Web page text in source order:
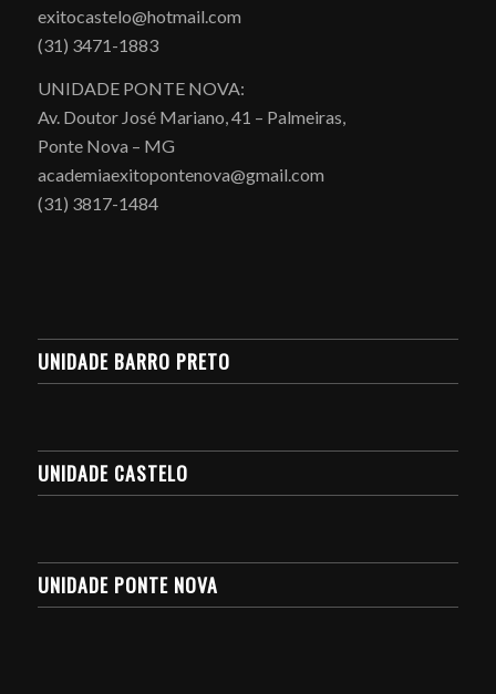
exitocastelo@hotmail.com
(31) 3471-1883
UNIDADE PONTE NOVA:
Av. Doutor José Mariano, 41 – Palmeiras,
Ponte Nova – MG
academiaexitopontenova@gmail.com
(31) 3817-1484
UNIDADE BARRO PRETO
UNIDADE CASTELO
UNIDADE PONTE NOVA